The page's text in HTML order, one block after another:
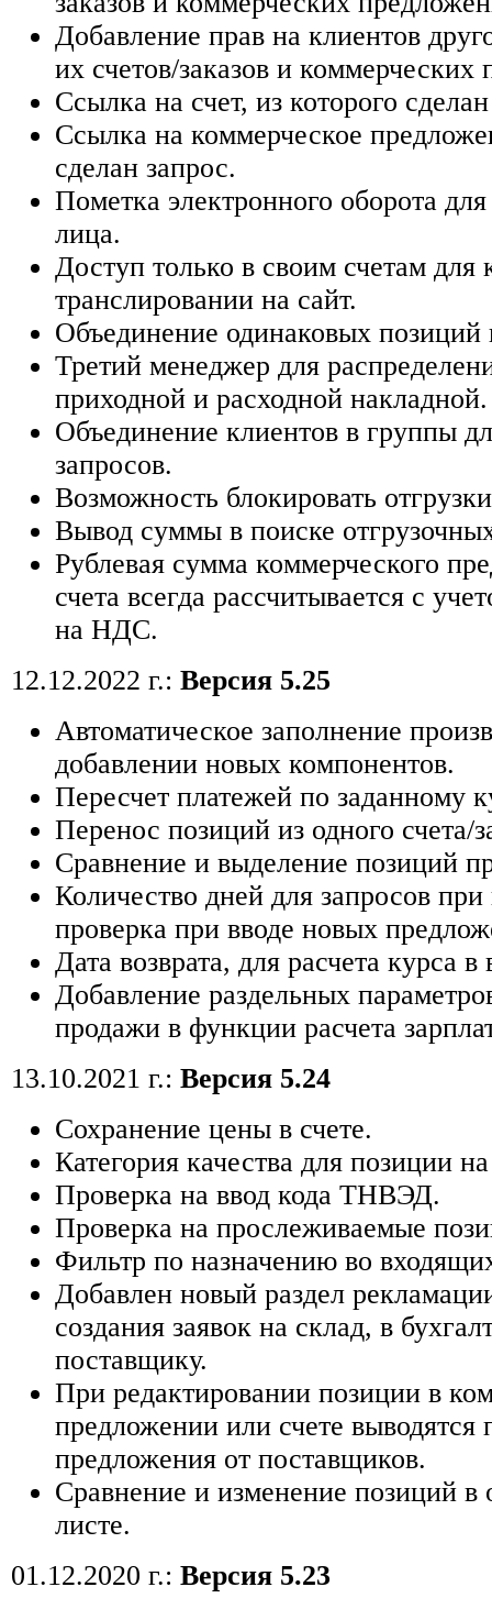
Добавление прав на клиентов
их счетов/заказов и коммерческих
Ссылка на счет, из которого
Ссылка на коммерческое
сделан запрос.
Пометка электронного оборота
лица.
Доступ только в своим счетам для
транслировании на сайт.
Объединение одинаковых позиций
Третий менеджер для
приходной и расходной накладной.
Объединение клиентов в группы
запросов.
Возможность блокировать
Вывод суммы в поиске
Рублевая сумма коммерческого
счета всегда рассчитывается с
на НДС.
12.12.2022 г.: Версия 5.25
Автоматическое заполнение
добавлении новых компонентов.
Пересчет платежей по заданному
Перенос позиций из одного счета/
Сравнение и выделение позиций
Количество дней для запросов
проверка при вводе новых
Дата возврата, для расчета курса
Добавление раздельных
продажи в функции расчета
13.10.2021 г.: Версия 5.24
Сохранение цены в счете.
Категория качества для позиции
Проверка на ввод кода ТНВЭД.
Проверка на прослеживаемые
Фильтр по назначению во
Добавлен новый раздел
создания заявок на склад, в
поставщику.
При редактировании позиции в
предложении или счете выводятся
предложения от поставщиков.
Сравнение и изменение позиций в
листе.
01.12.2020 г.: Версия 5.23